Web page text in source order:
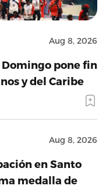
Aug 8, 2026
Domingo pone fin
y del Caribe
Aug 8, 2026
en Santo
medalla de